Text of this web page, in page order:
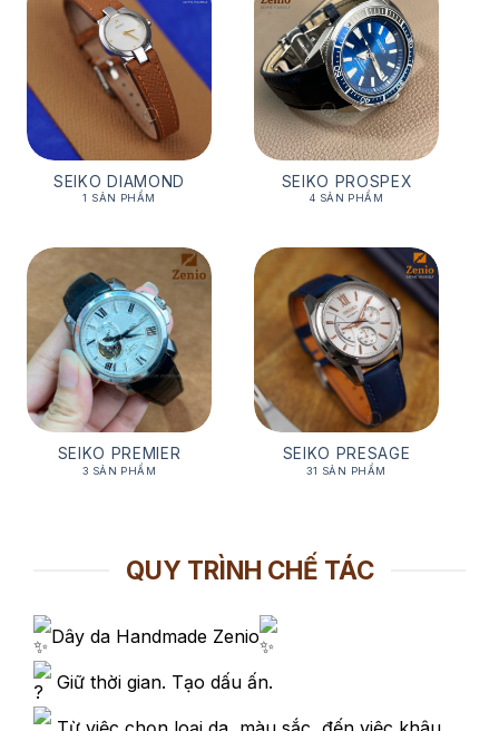
SEIKO DIAMOND
1 SẢN PHẨM
SEIKO PROSPEX
4 SẢN PHẨM
SEIKO PREMIER
3 SẢN PHẨM
SEIKO PRESAGE
31 SẢN PHẨM
QUY TRÌNH CHẾ TÁC
Dây da Handmade Zenio
Giữ thời gian. Tạo dấu ấn.